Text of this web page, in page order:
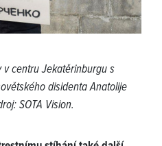
centru Jekatěrinburgu s
disidenta Anatolije
SOTA Vision.